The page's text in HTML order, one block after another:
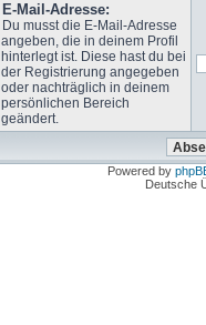
E-Mail-Adresse:
Du musst die E-Mail-Adresse
angeben, die in deinem Profil
hinterlegt ist. Diese hast du bei
der Registrierung angegeben
oder nachträglich in deinem
persönlichen Bereich
geändert.
Powered by
Deutsche